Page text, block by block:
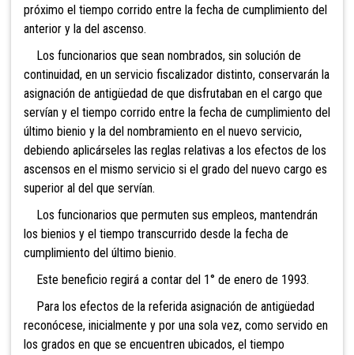
próximo el tiempo corrido entre la fecha de cumplimiento del
anterior y la del ascenso.
Los funcionarios que sean nombrados, sin solución de
continuidad, en un servicio fiscalizador distinto, conservarán la
asignación de antigüedad de que disfrutaban en el cargo que
servían y el tiempo corrido entre la fecha de cumplimiento del
último bienio y la del nombramiento en el nuevo servicio,
debiendo aplicárseles las reglas relativas a los efectos de los
ascensos en el mismo servicio si el grado del nuevo cargo es
superior al del que servían.
Los funcionarios que permuten sus empleos, mantendrán
los bienios y el tiempo transcurrido desde la fecha de
cumplimiento del último bienio.
Este beneficio regirá a contar del 1° de enero de 1993.
Para los efectos de la referida asignación de antigüedad
reconócese, inicialmente y por una sola vez, como servido en
los grados en que se encuentren ubicados, el tiempo